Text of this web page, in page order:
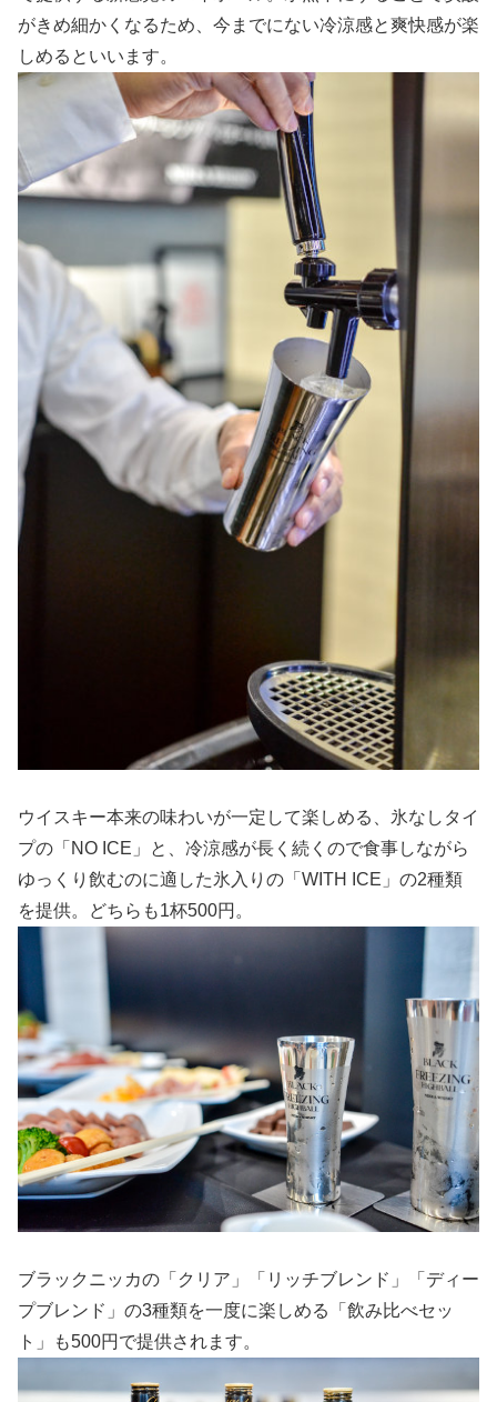
がきめ細かくなるため、今までにない冷涼感と爽快感が楽
しめるといいます。
ウイスキー本来の味わいが一定して楽しめる、氷なしタイ
プの「NO ICE」と、冷涼感が長く続くので食事しながら
ゆっくり飲むのに適した氷入りの「WITH ICE」の2種類
を提供。どちらも1杯500円。
ブラックニッカの「クリア」「リッチブレンド」「ディー
プブレンド」の3種類を一度に楽しめる「飲み比べセッ
ト」も500円で提供されます。